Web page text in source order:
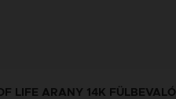
LIFE ARANY 14K FÜLBEVALÓ